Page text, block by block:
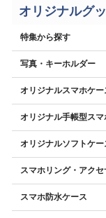
オリジナルグ
特集から探す
写真・キーホルダー
オリジナルスマホケー
オリジナル手帳型スマ
オリジナルソフトケー
スマホリング・アクセ
スマホ防水ケース